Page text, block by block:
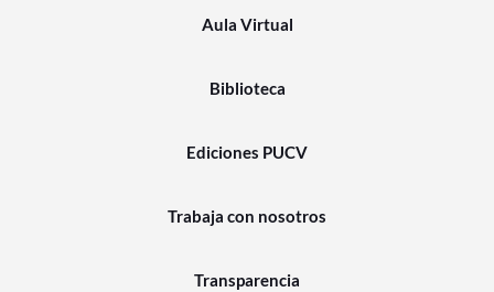
Aula Virtual
Biblioteca
Ediciones PUCV
Trabaja con nosotros
Transparencia